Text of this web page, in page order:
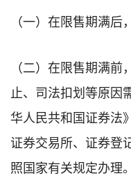
（一）在限售期满后
（二）在限售期满
止、司法扣划等原因
华人民共和国证券法
证券交易所、证券登
照国家有关规定办理。